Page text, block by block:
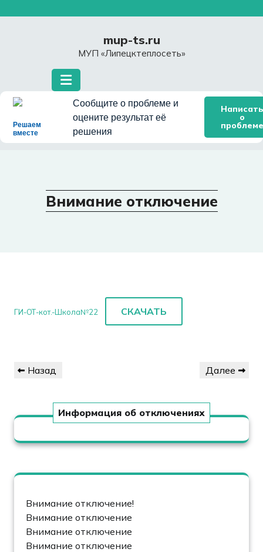
mup-ts.ru
МУП «Липецктеплосеть»
Решаем
вместе
Сообщите о проблеме и
оцените результат её
решения
Написать
о
проблеме
Внимание отключение
ГИ-ОТ-кот.-Школа№22 СКАЧАТЬ
по
Предыдущая
Назад
Следующая
Далее
Информация об отключениях
Внимание отключение!
Внимание отключение
Внимание отключение
Внимание отключение